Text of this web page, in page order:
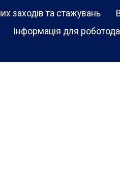
заходів та стажувань
Інформація для